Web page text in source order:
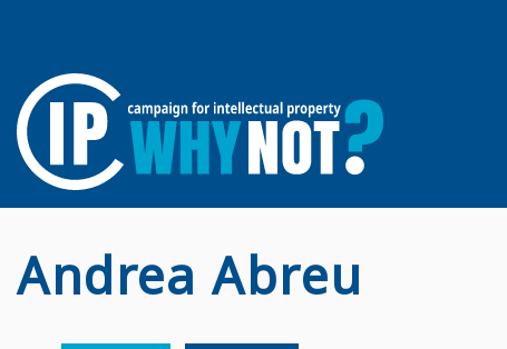
Andrea Abreu